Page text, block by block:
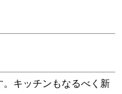
。キッチンもなるべく新